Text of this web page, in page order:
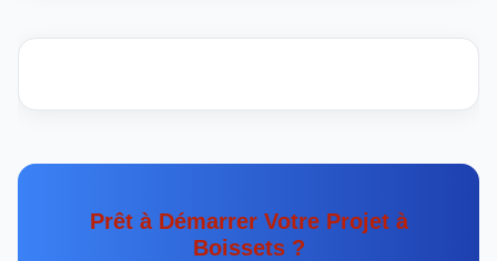
Prêt à Démarrer Votre Projet à
Boissets ?